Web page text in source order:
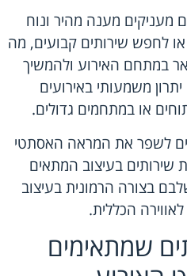
מעניקים מענה מהיר ונוח
לחפש שירותים קבועים, מה
במתחם האירוע ולהמשיך
משמעותי באירועים
או במתחמים גדולים.
לשפר את המראה האסתטי
שירותים בעיצוב המתאים
בצורה הרמונית בעיצוב
הכללית.
שמתאימים